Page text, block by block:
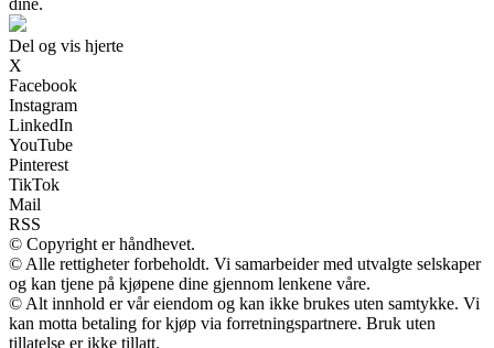
dine.
Del og vis hjerte
X
Facebook
Instagram
LinkedIn
YouTube
Pinterest
TikTok
Mail
RSS
© Copyright er håndhevet.
© Alle rettigheter forbeholdt. Vi samarbeider med utvalgte selskaper
og kan tjene på kjøpene dine gjennom lenkene våre.
© Alt innhold er vår eiendom og kan ikke brukes uten samtykke. Vi
kan motta betaling for kjøp via forretningspartnere. Bruk uten
tillatelse er ikke tillatt.